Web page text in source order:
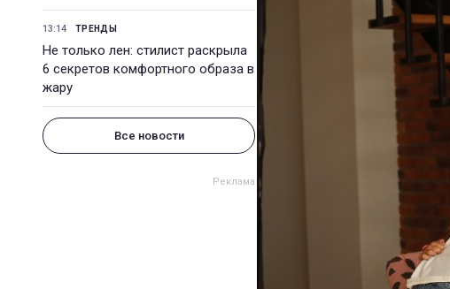
13:14 ТРЕНДЫ
Не только лен: стилист раскрыла
6 секретов комфортного образа в
жару
Все новости